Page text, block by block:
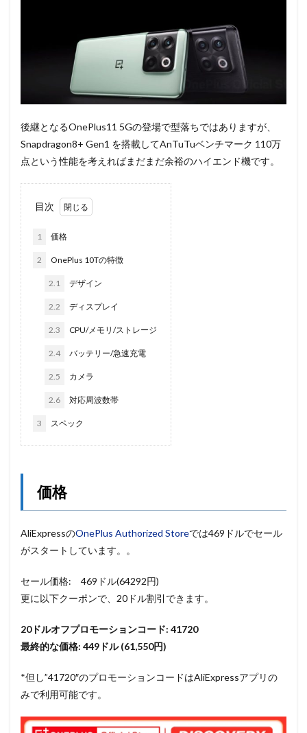
後継となるOnePlus11 5Gの登場で型落ちではありますが、
Snapdragon8+ Gen1 を搭載してAnTuTuベンチマーク 110万
点という性能を考えればまだまだ余裕のハイエンド機です。
目次
1 価格
2 OnePlus 10Tの特徴
2.1 デザイン
2.2 ディスプレイ
2.3 CPU/メモリ/ストレージ
2.4 バッテリー/急速充電
2.5 カメラ
2.6 対応周波数帯
3 スペック
価格
AliExpressのOnePlus Authorized Storeでは469ドルでセール
がスタートしています。。
セール価格: 469ドル(64292円)
更に以下クーポンで、20ドル割引できます。
20ドルオフプロモーションコード: 41720
最終的な価格: 449ドル (61,550円)
*但し”41720″のプロモーションコードはAliExpressアプリの
みで利用可能です。